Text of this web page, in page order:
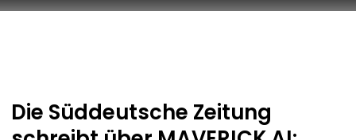
Die Süddeutsche Zeitung